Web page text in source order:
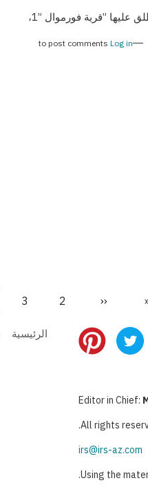
عليها ”قرية فورموال ”1،
ABOUT
Log in
Previous
‹‹ الصفحة
2 الصفحة
3
Editor in Chief:
All rights
irs@irs-az.com
Using the
الرئيسية